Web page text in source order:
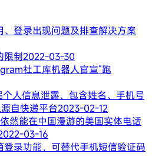
登录出现问题及排查解决方案
限制2022-03-30
社工库机器人官宣“跑
人信息泄露，包含姓名、手机号
自快递平台2023-02-12
然能在中国漫游的美国实体电话
03-16
录功能，可替代手机短信验证码